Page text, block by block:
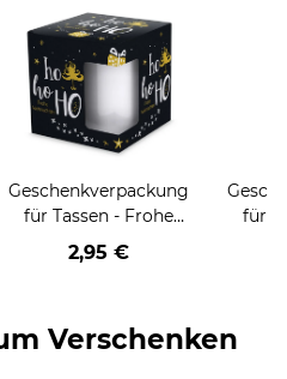
Geschenkverpackung
für Tassen - Frohe
Weihnachten - HO
HO HO - schwarz
2,95 €
für
Verschenken